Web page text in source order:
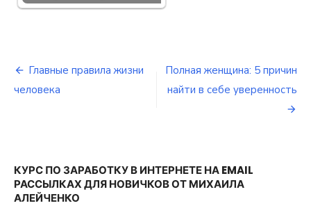
Навигация
Главные правила жизни
человека
Полная женщина: 5 причин
найти в себе уверенность
КУРС ПО ЗАРАБОТКУ В ИНТЕРНЕТЕ НА EMAIL
РАССЫЛКАХ ДЛЯ НОВИЧКОВ ОТ МИХАИЛА
АЛЕЙЧЕНКО